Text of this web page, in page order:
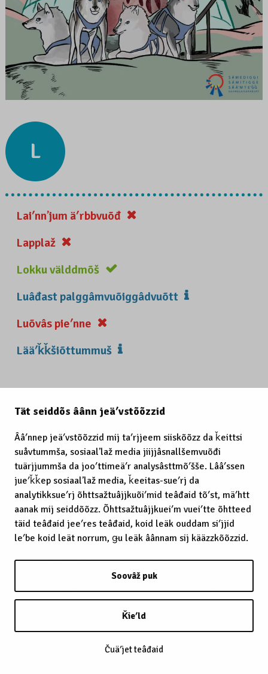
Tät seiddõs âânn jeäʹvstõõzzid
Ââʹnnep jeäʹvstõõzzid mij taʹrjjeem siiskõõzz da ǩeittsi
suåvtummša, sosiaalʼlaž media jiijjâsnallšemvuõđi
tuärjjummša da jooʹttimeäʹr analysâsttmõʹšše. Lââʹssen
jueʹǩǩep sosiaalʼlaž media, ǩeeitas-sueʹrj da
analytikksueʹrj õhttsažtuâjjkuõiʹmid teâđaid tõʹst, mäʹhtt
aanak mij seiddõõzz. Õhttsažtuâjjkueiʹm vueiʹtte õhtteed
täid teâđaid jeeʹres teâđaid, koid leäk ouddam siʹjjid
leʹbe koid leät norrum, ǥu leäk âânnam sij kääzzkõõzzid.
Soovâž puk
Ǩieʹld
Čuäʹjet teâđaid
L
Laiʹnnʼjum äʹrbbvuõđ
Lapplaž
Lokku välddmõš
Luâđast palggâmvuõiggâdvuõtt
Luõvâs pieʹnne
Lääʹǩǩšiõttummuš